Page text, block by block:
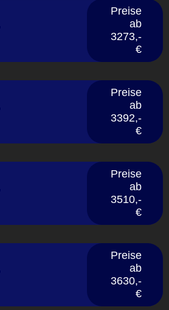
Preise
ab
3273,-
€
Preise
ab
3392,-
€
Preise
ab
3510,-
€
Preise
ab
3630,-
€